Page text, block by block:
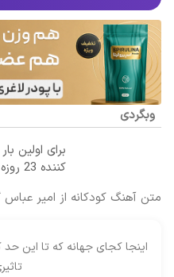
وبگردی
کننده 23 روزه ساخت!
متن آهنگ کودکانه از امیر عباس
اینجا کجای جهانه که تا این